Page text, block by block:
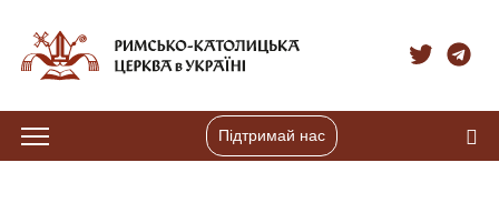
Підтримай нас